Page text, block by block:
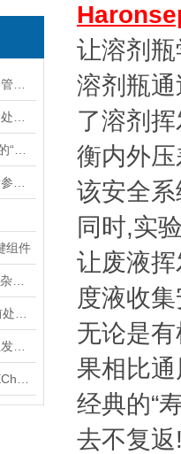
组件
让溶剂瓶
溶剂瓶
了溶剂
衡内外
该安全
同时,实
让废液挥
度液收
无论是
果相比
经典的“
去不复返